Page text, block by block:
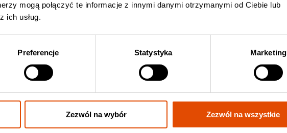
mogą połączyć te informacje z innymi danymi otrzymanymi od Ciebie lub
ich usług.
Preferencje Statystyka Marketing
Zezwól na wybór Zezwól na wszystkie